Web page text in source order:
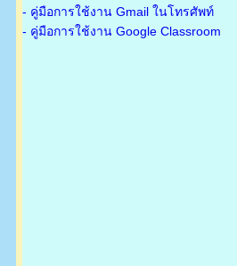
- คู่มือการใช้งาน Gmail ในโทรศัพท์
- คู่มือการใช้งาน Google Classroom